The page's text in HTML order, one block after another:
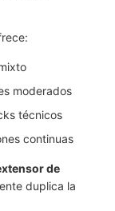
moderados
técnicos
continuas
de
duplica la